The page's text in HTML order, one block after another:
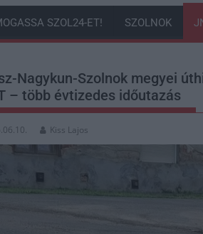
SZOL24-ET! SZOLNOK
Nagykun-Szolnok megyei
– több évtizedes időutazás
Kiss Lajos